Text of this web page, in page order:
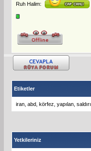
Ruh Halim:
Etiketler
iran abd körfez yapılan saldırı
Yetkileriniz